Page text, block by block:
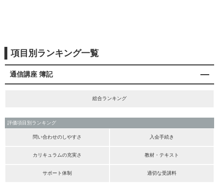
項目別ランキング一覧
通信講座 簿記
総合ランキング
評価項目別ランキング
問い合わせのしやすさ 入会手続き
カリキュラムの充実さ 教材・テキスト
サポート体制 適切な受講料